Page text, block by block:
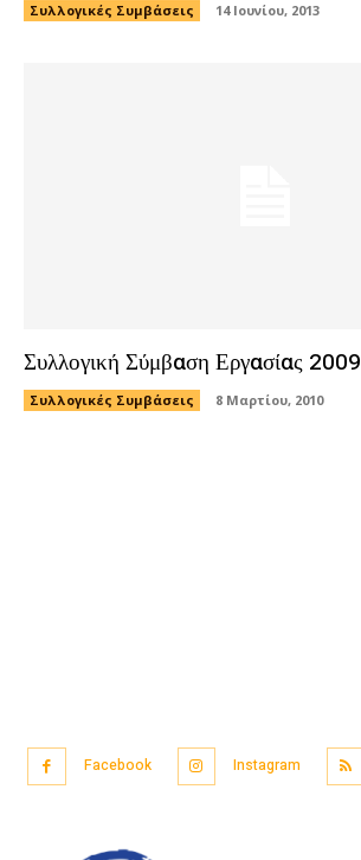
Συλλογικές Συμβάσεις 14 Ιουνίου, 2013
Συλλογική Σύμβαση Εργασίας 2009
Συλλογικές Συμβάσεις 8 Μαρτίου, 2010
Facebook Instagram